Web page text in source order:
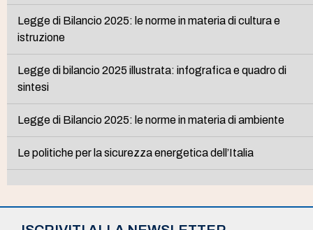
Legge di Bilancio 2025: le norme in materia di cultura e
istruzione
Legge di bilancio 2025 illustrata: infografica e quadro di
sintesi
Legge di Bilancio 2025: le norme in materia di ambiente
Le politiche per la sicurezza energetica dell’Italia